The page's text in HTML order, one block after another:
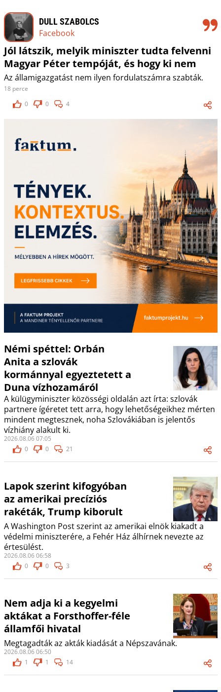
DULL SZABOLCS
Facebook
Jól látszik, melyik miniszter tudta felvenni
Magyar Péter tempóját, és hogy ki nem
Az államigazgatást nem ilyen fordulatszámra szabták.
18 perce
0
0 4
Némi spéttel: Orbán
Anita a szlovák
kormánnyal egyeztetett a
Duna vízhozamáról
A külügyminiszter közösségi oldalán azt írta: szlovák
partnere ígéretet tett arra, hogy lehetőségeikhez mérten
mindent megtesznek, noha Szlovákiában is jelentős
vízhiány alakult ki.
2026.08.06 07:05
0
0 21
Lapok szerint kifogyóban
az amerikai precíziós
rakéták, Trump kiborult
A Washington Post szerint az amerikai elnök kiakadt a
védelmi miniszterére, a Fehér Ház álhírnek nevezte az
értesülést.
2026.08.06 06:58
0
0 3
Nem adja ki a kegyelmi
aktákat a Forsthoffer-féle
államfői hivatal
Megtagadták az akták kiadását a Népszavának.
2026.08.06 06:50
1
1 14